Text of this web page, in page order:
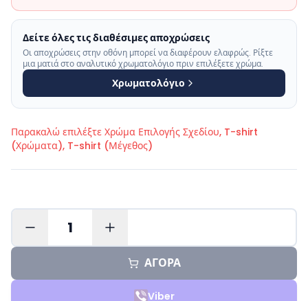
Δείτε όλες τις διαθέσιμες αποχρώσεις
Οι αποχρώσεις στην οθόνη μπορεί να διαφέρουν ελαφρώς. Ρίξτε
μια ματιά στο αναλυτικό χρωματολόγιο πριν επιλέξετε χρώμα.
Χρωματολόγιο
Παρακαλώ επιλέξτε Χρώμα Επιλογής Σχεδίου, T-shirt
(Χρώματα), T-shirt (Μέγεθος)
1
ΑΓΟΡΑ
Viber